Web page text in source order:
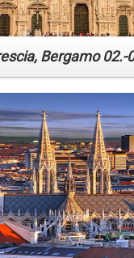
Bergamo 02.-
Read More
Beč 4.-6.9.26.